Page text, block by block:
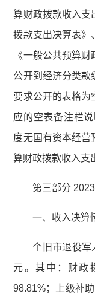
算财政拨款收入支
拨款支出决算表》
《一般公共预算
公开到经济分类款
要求公开的表格为
应的空表备注栏
度无国有资本经营
算财政拨款收入支
第三部分
一、收入决算
个旧市退役军
元。其中：财政
98.81%；上级补